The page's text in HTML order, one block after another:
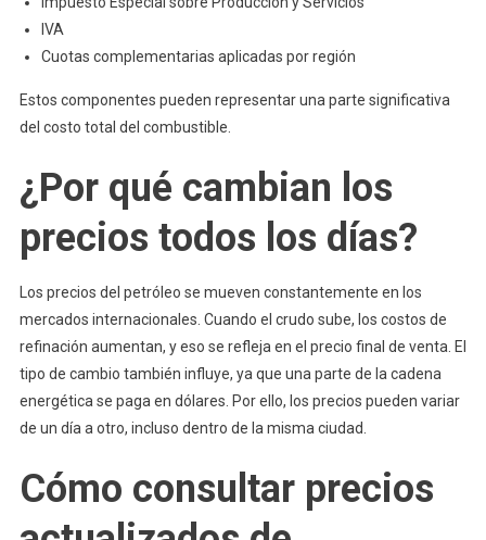
IVA
Cuotas complementarias aplicadas por región
Estos componentes pueden representar una parte significativa
del costo total del combustible.
¿Por qué cambian los
precios todos los días?
Los precios del petróleo se mueven constantemente en los
mercados internacionales. Cuando el crudo sube, los costos de
refinación aumentan, y eso se refleja en el precio final de venta. El
tipo de cambio también influye, ya que una parte de la cadena
energética se paga en dólares. Por ello, los precios pueden variar
de un día a otro, incluso dentro de la misma ciudad.
Cómo consultar precios